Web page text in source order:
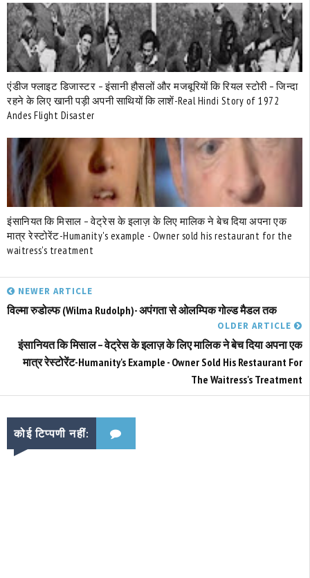
एंडीज फ्लाइट डिजास्टर – इंसानी हौसलों और मजबूरियों कि रियल स्टोरी – जिन्दा
रहने के लिए खानी पड़ी अपनी साथियों कि लाशें-Real Hindi Story of 1972
Andes Flight Disaster
इंसानियत कि मिसाल – वेट्रेस के इलाज़ के लिए मालिक ने बेच दिया अपना एक
मात्र रेस्टोरेंट-Humanity's example - Owner sold his restaurant for the
waitress's treatment
NEWER ARTICLE
विल्मा रुडोल्फ (Wilma Rudolph)- अपंगता से ओलम्पिक गोल्ड मैडल तक
OLDER ARTICLE
इंसानियत कि मिसाल – वेट्रेस के इलाज़ के लिए मालिक ने बेच दिया अपना एक
मात्र रेस्टोरेंट-Humanity's Example - Owner Sold His Restaurant For
The Waitress's Treatment
कोई टिप्पणी नहीं: